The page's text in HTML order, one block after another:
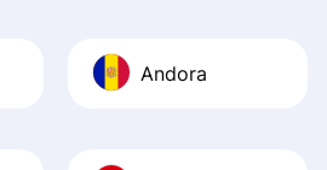
Recommend it!
Andora